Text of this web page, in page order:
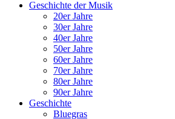
Geschichte der Musik
20er Jahre
30er Jahre
40er Jahre
50er Jahre
60er Jahre
70er Jahre
80er Jahre
90er Jahre
Geschichte
Bluegras